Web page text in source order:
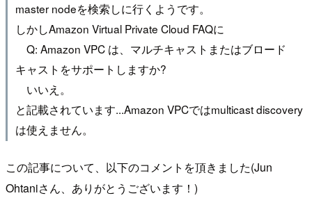
master nodeを検索しに行くようです。
しかしAmazon Virtual Private Cloud FAQに
Q: Amazon VPC は、マルチキャストまたはブロード
キャストをサポートしますか?
いいえ。
と記載されています...Amazon VPCではmulticast discovery
は使えません。
この記事について、以下のコメントを頂きました(Jun
Ohtaniさん、ありがとうございます！)